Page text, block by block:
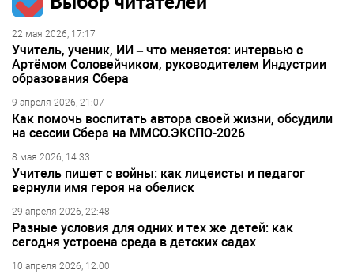
22 мая 2026, 17:17
Учитель, ученик, ИИ – что меняется: интервью с
Артёмом Соловейчиком, руководителем Индустрии
образования Сбера
9 апреля 2026, 21:07
Как помочь воспитать автора своей жизни, обсудили
на сессии Сбера на ММСО.ЭКСПО-2026
8 мая 2026, 14:33
Учитель пишет с войны: как лицеисты и педагог
вернули имя героя на обелиск
29 апреля 2026, 22:48
Разные условия для одних и тех же детей: как
сегодня устроена среда в детских садах
10 апреля 2026, 12:00